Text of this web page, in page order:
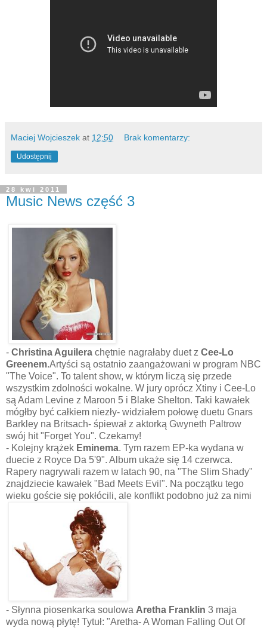
Maciej Wojcieszek at 12:50 Brak komentarzy:
Udostępnij
28 kwi 2011
Music News część 3
- Christina Aguilera chętnie nagrałaby duet z Cee-Lo
Greenem.Artyści są ostatnio zaangażowani w program NBC
"The Voice". To talent show, w którym liczą się przede
wszystkim zdolności wokalne. W jury oprócz Xtiny i Cee-Lo
są Adam Levine z Maroon 5 i Blake Shelton. Taki kawałek
mógłby być całkiem niezły- widziałem połowę duetu Gnars
Barkley na Britsach- śpiewał z aktorką Gwyneth Paltrow
swój hit "Forget You". Czekamy!
- Kolejny krążek Eminema. Tym razem EP-ka wydana w
duecie z Royce Da 5'9". Album ukaże się 14 czerwca.
Rapery nagrywali razem w latach 90, na "The Slim Shady"
znajdziecie kawałek "Bad Meets Evil". Na początku tego
wieku goście się pokłócili, ale konflikt podobno już za nimi
- Słynna piosenkarka soulowa Aretha Franklin 3 maja
wyda nową płytę! Tytuł: "Aretha- A Woman Falling Out Of